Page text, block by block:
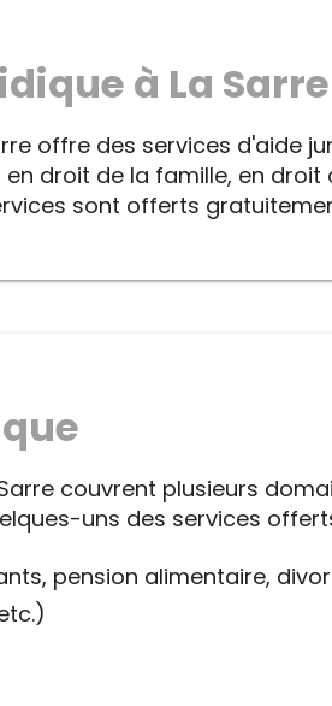
à La Sarre
offre des services d'aide
droit de la famille, en droit
sont offerts
couvrent plusieurs
uns des services
pension alimentaire,